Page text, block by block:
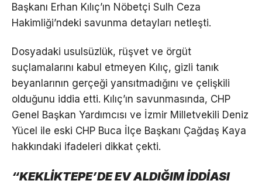
Başkanı Erhan Kılıç’ın Nöbetçi Sulh Ceza
Hakimliği’ndeki savunma detayları netleşti.
Dosyadaki usulsüzlük, rüşvet ve örgüt
suçlamalarını kabul etmeyen Kılıç, gizli tanık
beyanlarının gerçeği yansıtmadığını ve çelişkili
olduğunu iddia etti. Kılıç’ın savunmasında, CHP
Genel Başkan Yardımcısı ve İzmir Milletvekili Deniz
Yücel ile eski CHP Buca İlçe Başkanı Çağdaş Kaya
hakkındaki ifadeleri dikkat çekti.
“KEKLİKTEPE’DE EV ALDIĞIM İDDİASI